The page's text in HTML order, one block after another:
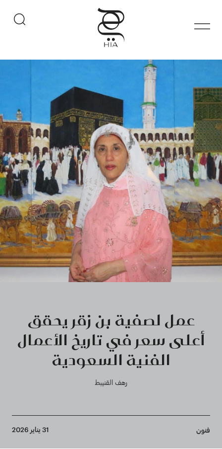
عمل لصفية بن زقر يحقق
أعلى سعر في تاريخ الأعمال
الفنية السعودية
رهف القنيبط
Breadcrumb
فنون 31 يناير 2026